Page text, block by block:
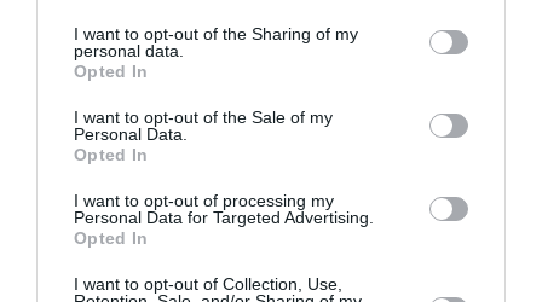
I want to opt-out of the Sharing of my
personal data.
Opted In
I want to opt-out of the Sale of my
Personal Data.
Opted In
I want to opt-out of processing my
Personal Data for Targeted Advertising.
Opted In
I want to opt-out of Collection, Use,
TAP Portugal
LIRE AUSSI
PASSAGERS EN 2017